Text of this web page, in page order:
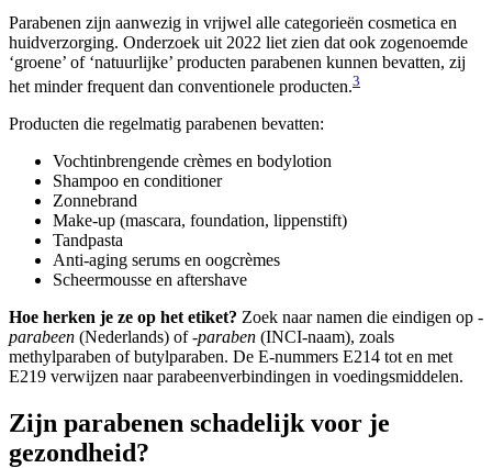
Parabenen zijn aanwezig in vrijwel alle categorieën cosmetica en
huidverzorging. Onderzoek uit 2022 liet zien dat ook zogenoemde
‘groene’ of ‘natuurlijke’ producten parabenen kunnen bevatten, zij
het minder frequent dan conventionele producten.3
Producten die regelmatig parabenen bevatten:
Vochtinbrengende crèmes en bodylotion
Shampoo en conditioner
Zonnebrand
Make-up (mascara, foundation, lippenstift)
Tandpasta
Anti-aging serums en oogcrèmes
Scheermousse en aftershave
Hoe herken je ze op het etiket? Zoek naar namen die eindigen op -
parabeen (Nederlands) of-paraben (INCI-naam), zoals
methylparaben of butylparaben. De E-nummers E214 tot en met
E219 verwijzen naar parabeenverbindingen in voedingsmiddelen.
Zijn parabenen schadelijk voor je
gezondheid?